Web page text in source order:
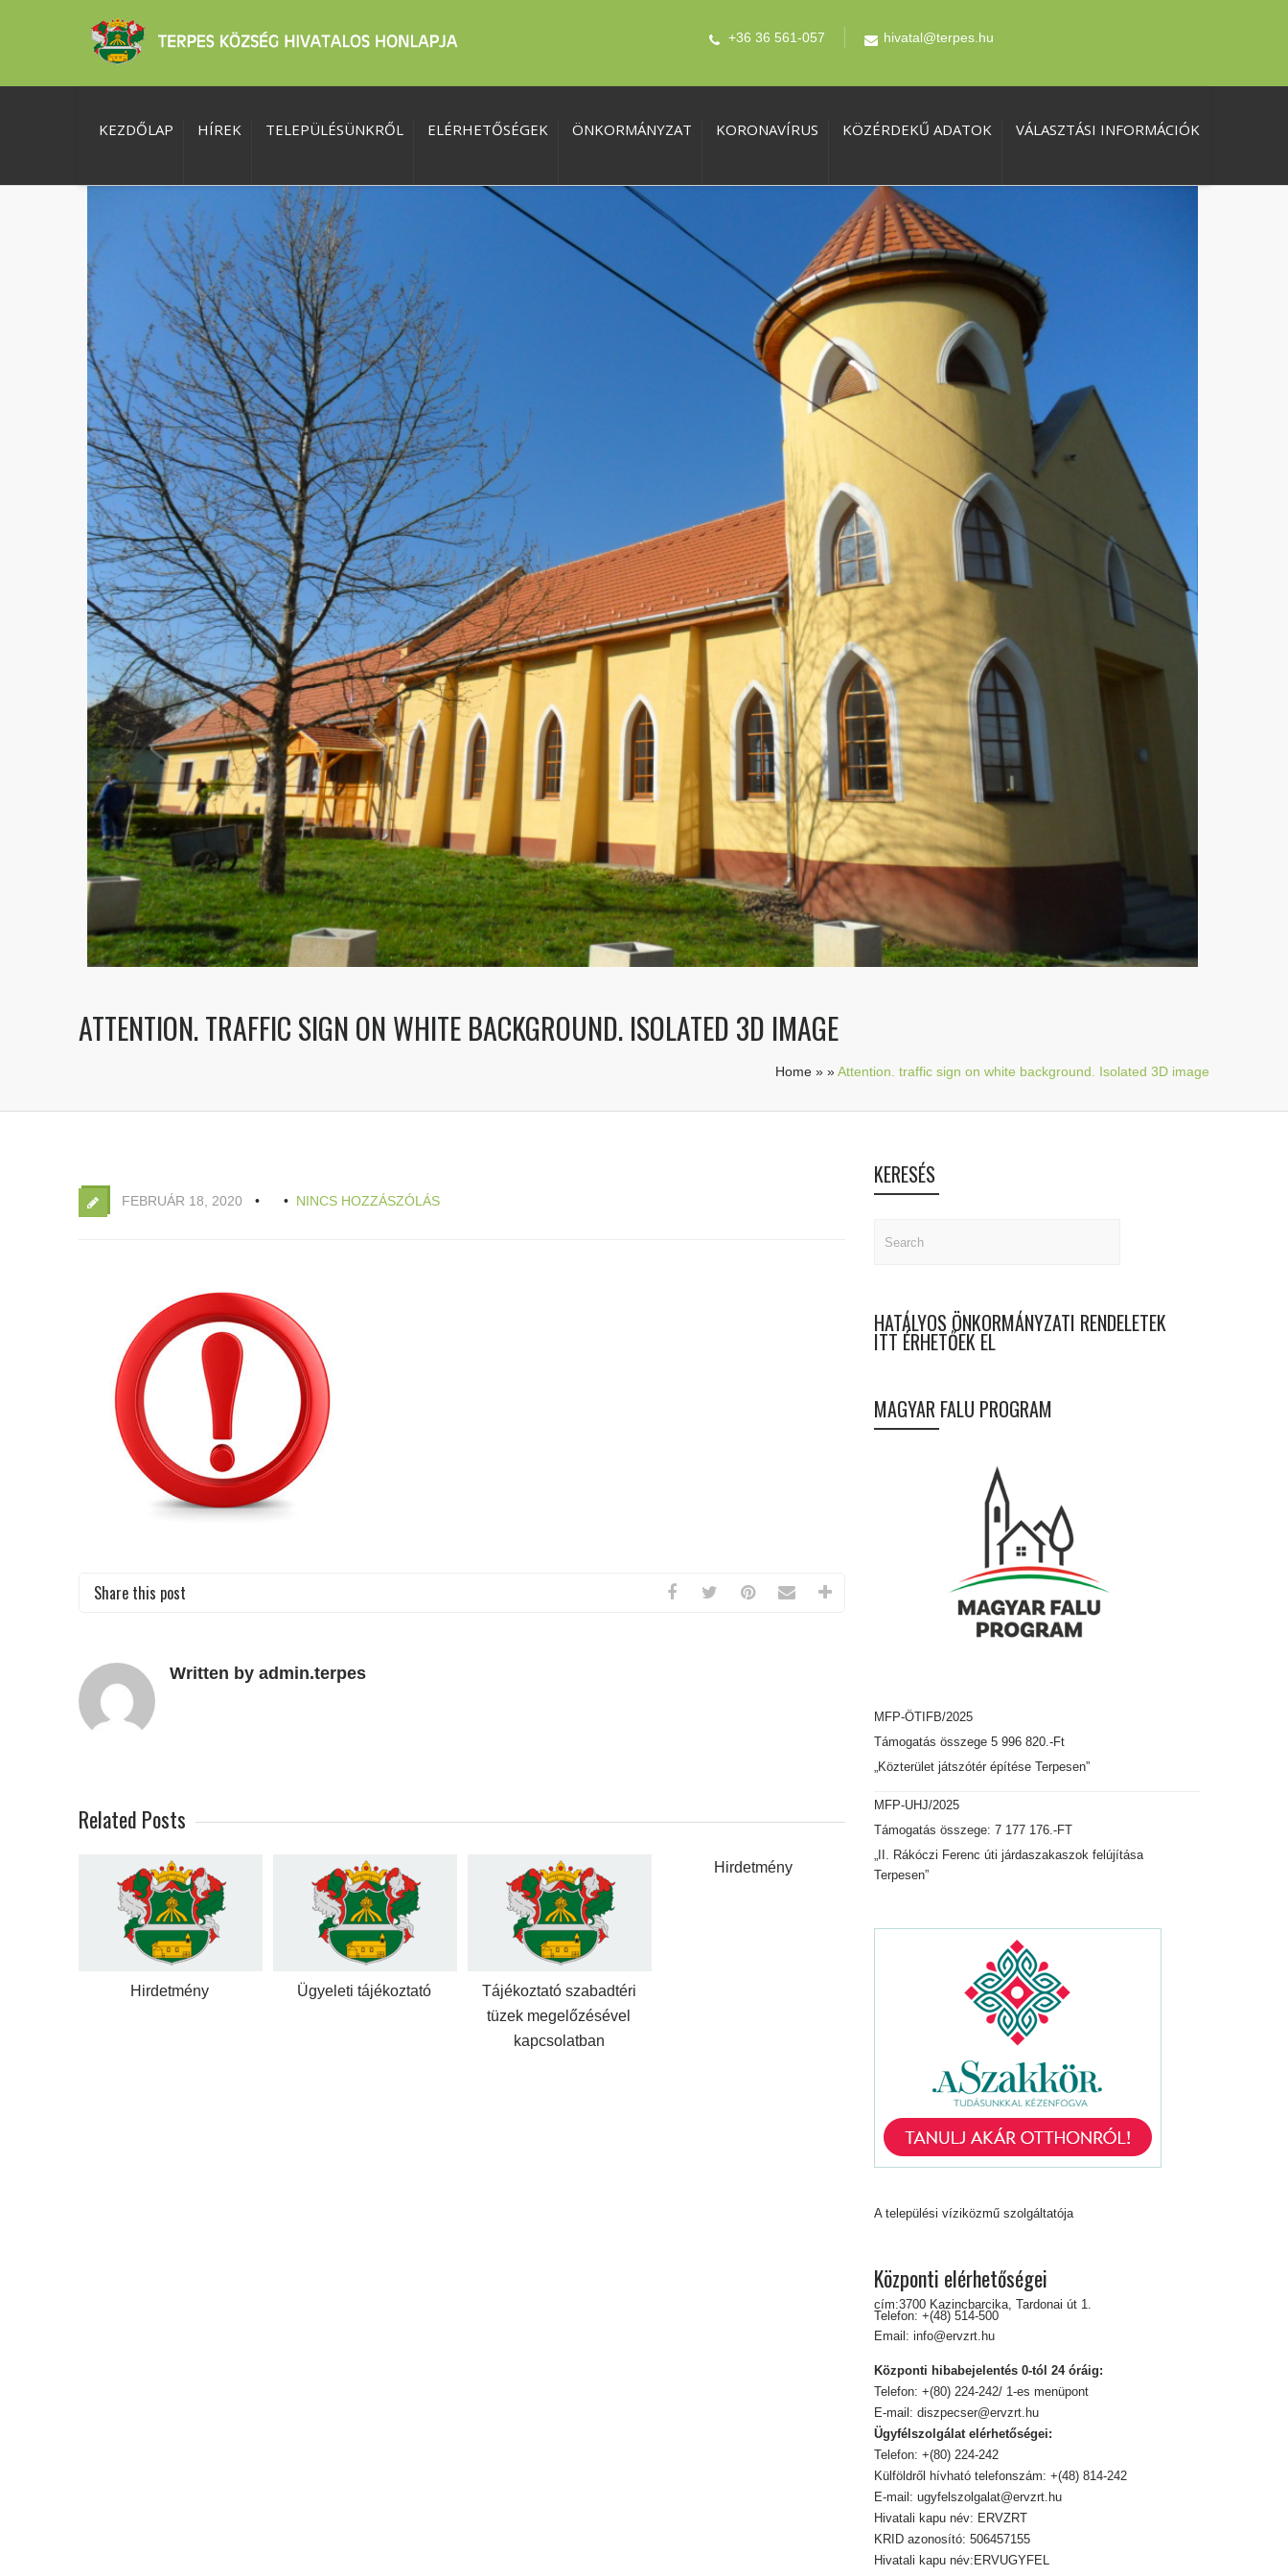
+36 36 561-057 hivatal@terpes.hu
KEZDŐLAP HÍREK TELEPÜLÉSÜNKRŐL ELÉRHETŐSÉGEK ÖNKORMÁNYZAT KORONAVÍRUS KÖZÉRDEKŰ ADATOK VÁLASZTÁSI INFORMÁCIÓK
ATTENTION. TRAFFIC SIGN ON WHITE BACKGROUND. ISOLATED 3D IMAGE
Home » »Attention. traffic sign on white background. Isolated 3D image
FEBRUÁR 18, 2020 NINCS HOZZÁSZÓLÁS
Share this post
Written by admin.terpes
Related Posts
Hirdetmény Ügyeleti tájékoztató
Tájékoztató szabadtéri
tüzek megelőzésével
kapcsolatban
Hirdetmény
KERESÉS
HATÁLYOS ÖNKORMÁNYZATI RENDELETEK
ITT ÉRHETŐEK EL
MAGYAR FALU PROGRAM
MFP-ÖTIFB/2025
Támogatás összege 5 996 820.-Ft
„Közterület játszótér építése Terpesen”
MFP-UHJ/2025
Támogatás összege: 7 177 176.-FT
„II. Rákóczi Ferenc úti járdaszakaszok felújítása
Terpesen”
A települési víziközmű szolgáltatója
Központi elérhetőségei
cím:3700 Kazincbarcika, Tardonai út 1.
Telefon: +(48) 514-500
Email: info@ervzrt.hu
Központi hibabejelentés 0-tól 24 óráig:
Telefon: +(80) 224-242/ 1-es menüpont
E-mail: diszpecser@ervzrt.hu
Ügyfélszolgálat elérhetőségei:
Telefon: +(80) 224-242
Külföldről hívható telefonszám: +(48) 814-242
E-mail: ugyfelszolgalat@ervzrt.hu
Hivatali kapu név: ERVZRT
KRID azonosító: 506457155
Hivatali kapu név:ERVUGYFEL